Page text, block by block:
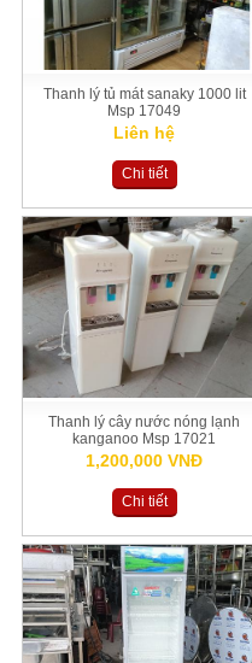
Thanh lý tủ mát sanaky 1000 lit
Msp 17049
Liên hệ
Chi tiết
Thanh lý cây nước nóng lạnh
kanganoo Msp 17021
1,200,000 VNĐ
Chi tiết